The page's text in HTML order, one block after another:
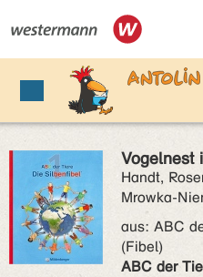
Vogelnest
Handt,
Mrowka-
aus: ABC
(Fibel)
ABC der